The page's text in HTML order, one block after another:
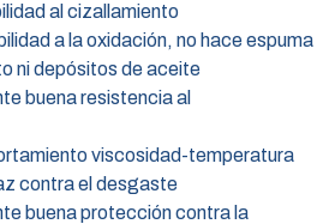
al cizallamiento
a la oxidación, no hace espuma
ni depósitos de aceite
buena resistencia al
viscosidad-temperatura
contra el desgaste
buena protección contra la